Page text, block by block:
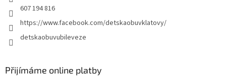
607 194 816
https://www.facebook.com/detskaobuvklatovy/
detskaobuvubileveze
Přijímáme online platby